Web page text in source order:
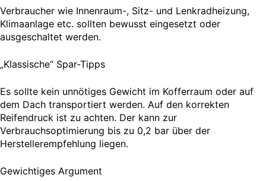
Verbraucher wie Innenraum-, Sitz- und Lenkradheizung,
Klimaanlage etc. sollten bewusst eingesetzt oder
ausgeschaltet werden.
„Klassische“ Spar-Tipps
Es sollte kein unnötiges Gewicht im Kofferraum oder auf
dem Dach transportiert werden. Auf den korrekten
Reifendruck ist zu achten. Der kann zur
Verbrauchsoptimierung bis zu 0,2 bar über der
Herstellerempfehlung liegen.
Gewichtiges Argument